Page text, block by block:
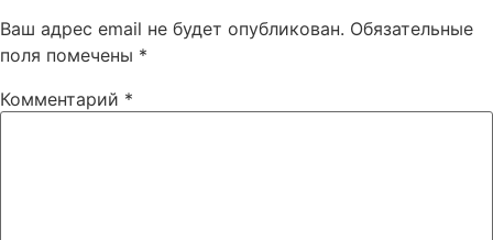
Ваш адрес email не будет опубликован. Обязательные
поля помечены *
Комментарий *